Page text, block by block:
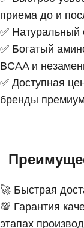
приема до и
✅
✅ Богатый
BCAA и
✅ Доступная
бренды
🚀 Быстрая
💯 Гарантия
этапах